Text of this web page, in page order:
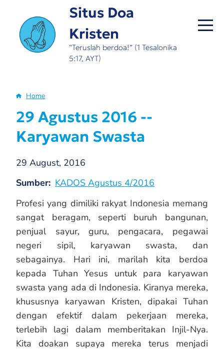
main
content
Situs Doa
Kristen
“Teruslah berdoa!” (1 Tesalonika
5:17, AYT)
Breadcrumb
Home
29 Agustus 2016 --
Karyawan Swasta
29 August, 2016
Sumber KADOS Agustus 4/2016
Profesi yang dimiliki rakyat Indonesia memang
sangat beragam, seperti buruh bangunan,
penjual sayur, guru, pengacara, pegawai
negeri sipil, karyawan swasta, dan
sebagainya. Hari ini, marilah kita berdoa
kepada Tuhan Yesus untuk para karyawan
swasta yang ada di Indonesia. Kiranya mereka,
khususnya karyawan Kristen, dipakai Tuhan
dengan efektif dalam pekerjaan mereka,
terlebih lagi dalam memberitakan Injil-Nya.
Kita doakan supaya mereka terus menjadi